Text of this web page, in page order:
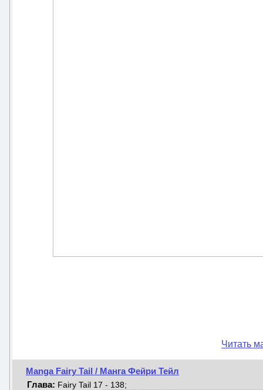
Читать
Manga Fairy Tail / Манга Фейри Тейл
Глава: Fairy Tail 17 - 138;